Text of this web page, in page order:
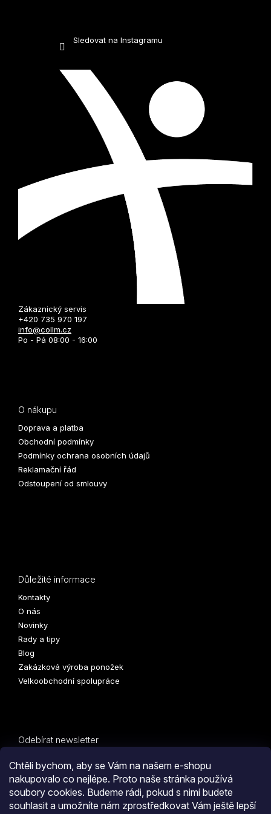
Chtěli bychom, aby se Vám na našem e-shopu
nakupovalo co nejlépe. Proto naše stránka používá
soubory cookies. Budeme rádi, pokud s nimi budete
souhlasit a umožníte nám zprostředkovat Vám ještě lepší
Sledovat na Instagramu
Zákaznický servis
+420 735 970 197
info@collm.cz
Po - Pá 08:00 - 16:00
O nákupu
Doprava a platba
Obchodní podmínky
Podmínky ochrana osobních údajů
Reklamační řád
Odstoupení od smlouvy
Důležité informace
Kontakty
O nás
Novinky
Rady a tipy
Blog
Zakázková výroba ponožek
Velkoobchodní spolupráce
Odebírat newsletter
Vložte svůj e-mail a my vám budeme zasílat informace o
nových produktech na našem e-shopu.
E-mail
PŘIHLÁSIT